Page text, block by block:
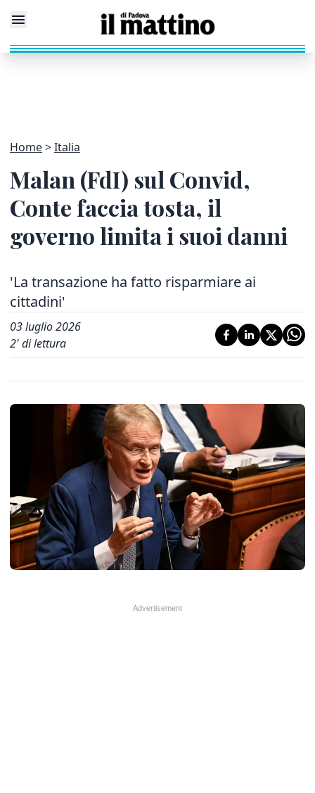
Home Italia
Malan (FdI) sul Convid,
Conte faccia tosta, il
governo limita i suoi danni
'La transazione ha fatto risparmiare ai
cittadini'
03 luglio 2026
2' di lettura